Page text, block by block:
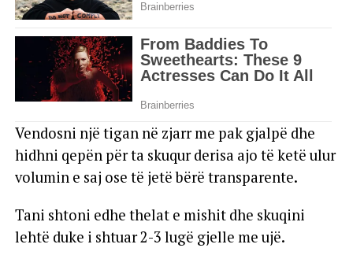
Vendosni një tigan në zjarr me pak gjalpë dhe
hidhni qepën për ta skuqur derisa ajo të ketë ulur
volumin e saj ose të jetë bërë transparente.
Tani shtoni edhe thelat e mishit dhe skuqini
lehtë duke i shtuar 2-3 lugë gjelle me ujë.